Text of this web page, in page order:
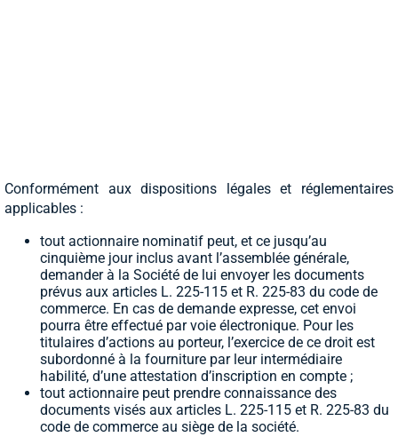
Conformément aux dispositions légales et réglementaires
applicables :
tout actionnaire nominatif peut, et ce jusqu’au
cinquième jour inclus avant l’assemblée générale,
demander à la Société de lui envoyer les documents
prévus aux articles L. 225-115 et R. 225-83 du code de
commerce. En cas de demande expresse, cet envoi
pourra être effectué par voie électronique. Pour les
titulaires d’actions au porteur, l’exercice de ce droit est
subordonné à la fourniture par leur intermédiaire
habilité, d’une attestation d’inscription en compte ;
tout actionnaire peut prendre connaissance des
documents visés aux articles L. 225-115 et R. 225-83 du
code de commerce au siège de la société.